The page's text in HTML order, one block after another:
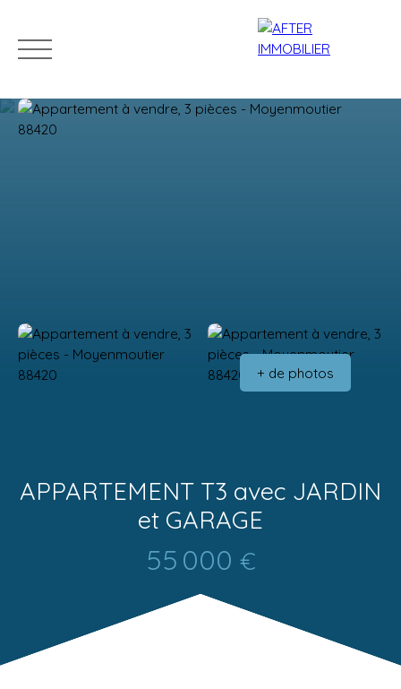
Estimation
+ de photos
APPARTEMENT T3 avec JARDIN
et GARAGE
55 000 €